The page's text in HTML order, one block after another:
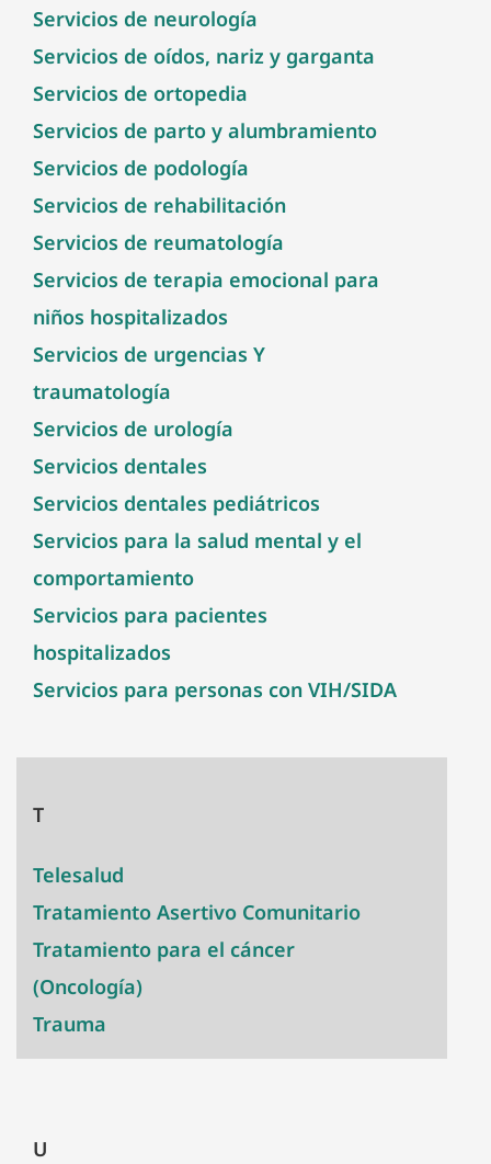
Servicios de neurología
Servicios de oídos, nariz y garganta
Servicios de ortopedia
Servicios de parto y alumbramiento
Servicios de podología
Servicios de rehabilitación
Servicios de reumatología
Servicios de terapia emocional para
niños hospitalizados
Servicios de urgencias Y
traumatología
Servicios de urología
Servicios dentales
Servicios dentales pediátricos
Servicios para la salud mental y el
comportamiento
Servicios para pacientes
hospitalizados
Servicios para personas con VIH/SIDA
T
Telesalud
Tratamiento Asertivo Comunitario
Tratamiento para el cáncer
(Oncología)
Trauma
U